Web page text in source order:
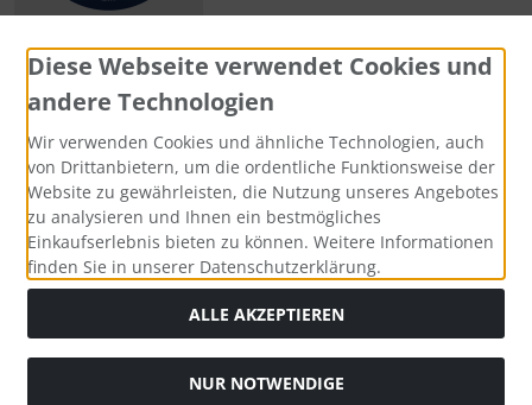
Zahlungsmethoden
Social Media
Widerrufsformular
Diese Webseite verwendet Cookies und
andere Technologien
Wir verwenden Cookies und ähnliche Technologien, auch
von Drittanbietern, um die ordentliche Funktionsweise der
Website zu gewährleisten, die Nutzung unseres Angebotes
zu analysieren und Ihnen ein bestmögliches
Einkaufserlebnis bieten zu können. Weitere Informationen
finden Sie in unserer Datenschutzerklärung.
ALLE AKZEPTIEREN
NUR NOTWENDIGE